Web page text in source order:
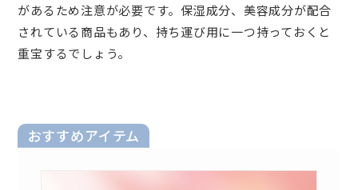
があるため注意が必要です。保湿成分、美容成分が配合
されている商品もあり、持ち運び用に一つ持っておくと
重宝するでしょう。
おすすめアイテム